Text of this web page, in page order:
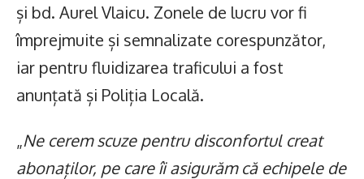
și bd. Aurel Vlaicu. Zonele de lucru vor fi
împrejmuite și semnalizate corespunzător,
iar pentru fluidizarea traficului a fost
anunțată și Poliția Locală.
„Ne cerem scuze pentru disconfortul creat
abonaților, pe care îi asigurăm că echipele de